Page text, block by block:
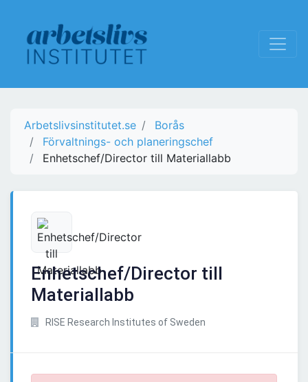
Arbetslivsinstitutet.se
Borås
Förvaltnings- och planeringschef
Enhetschef/Director till Materiallabb
Enhetschef/Director till
Materiallabb
RISE Research Institutes of Sweden